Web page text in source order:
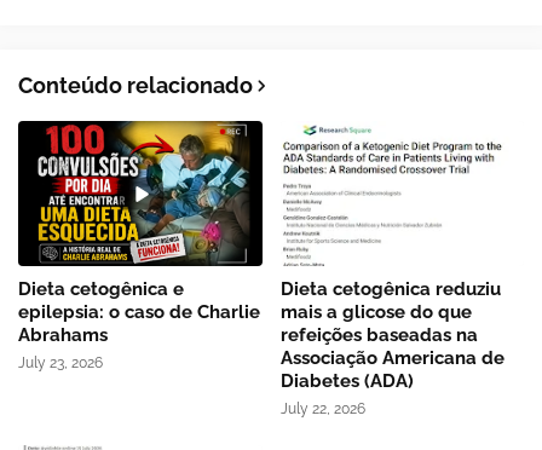
Conteúdo relacionado
Dieta cetogênica e
epilepsia: o caso de Charlie
Abrahams
July 23, 2026
Dieta cetogênica reduziu
mais a glicose do que
refeições baseadas na
Associação Americana de
Diabetes (ADA)
July 22, 2026